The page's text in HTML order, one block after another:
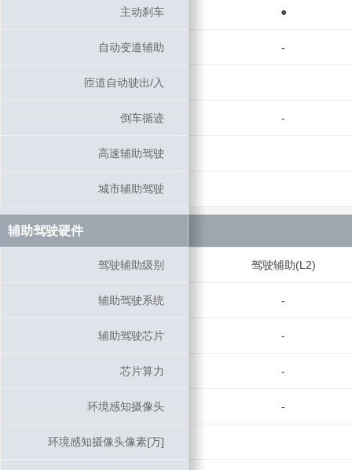
主动刹车 ●
自动变道辅助 -
匝道自动驶出/入
倒车循迹 -
高速辅助驾驶
城市辅助驾驶
辅助驾驶硬件
驾驶辅助级别 驾驶辅助(L2)
辅助驾驶系统 -
辅助驾驶芯片 -
芯片算力 -
环境感知摄像头 -
环境感知摄像头像素[万]
主动刹车
自动变道辅助
匝道自动驶出/入
倒车循迹
高速辅助驾驶
城市辅助驾驶
辅助驾驶硬件
驾驶辅助级别
辅助驾驶系统
辅助驾驶芯片
芯片算力
环境感知摄像头
环境感知摄像头像素[万]